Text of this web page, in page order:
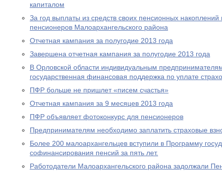
капиталом
За год выплаты из средств своих пенсионных накоплений
пенсионеров Малоархангельского района
Отчетная кампания за полугодие 2013 года
Завершена отчетная кампания за полугодие 2013 года
В Орловской области индивидуальным
государственная финансовая поддержка по уплате
ПФР больше не пришлет «писем счастья»
Отчетная кампания за 9 месяцев 2013 года
ПФР объявляет фотоконкурс для пенсионеров
Предпринимателям необходимо заплатить страховые
Более 200 малоархангельцев вступили в Программу
софинансирования пенсий за пять лет.
Работодатели Малоархангельского района задолжали